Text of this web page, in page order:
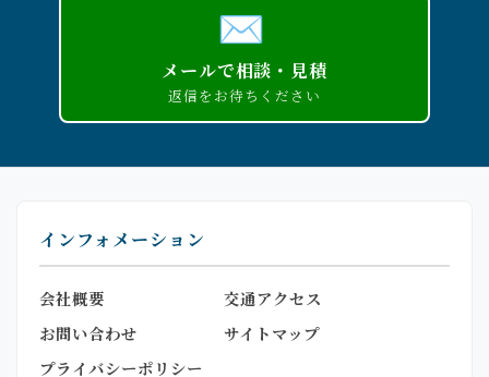
メールで相談・見積
返信をお待ちください
インフォメーション
会社概要
交通アクセス
お問い合わせ
サイトマップ
プライバシーポリシー